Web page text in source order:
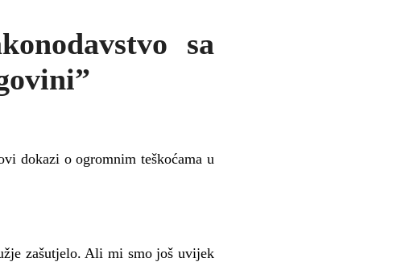
sa
dokazi o ogromnim teškoćama u
zašutjelo. Ali mi smo još uvijek